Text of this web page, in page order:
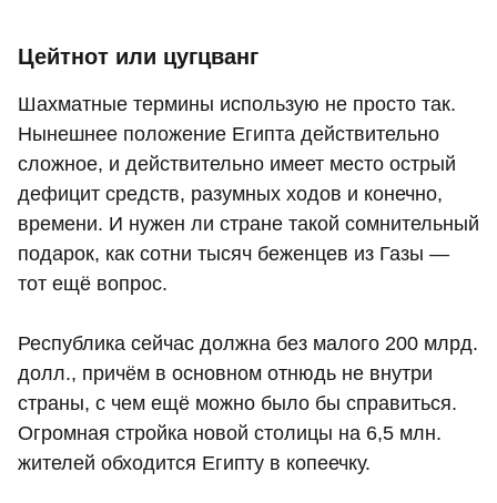
Цейтнот или цугцванг
Шахматные термины использую не просто так.
Нынешнее положение Египта действительно
сложное, и действительно имеет место острый
дефицит средств, разумных ходов и конечно,
времени. И нужен ли стране такой сомнительный
подарок, как сотни тысяч беженцев из Газы —
тот ещё вопрос.
Республика сейчас должна без малого 200 млрд.
долл., причём в основном отнюдь не внутри
страны, с чем ещё можно было бы справиться.
Огромная стройка новой столицы на 6,5 млн.
жителей обходится Египту в копеечку.